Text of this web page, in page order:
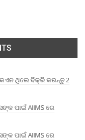
କଏନ ଥିଲେ ବିକ୍ରି କରନ୍ତୁ 2
ପାଇଁ AIIMS ରେ
ପାଇଁ AIIMS ରେ